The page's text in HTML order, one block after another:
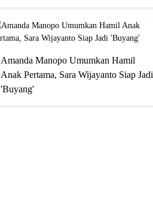
Amanda Manopo Umumkan Hamil
Anak Pertama, Sara Wijayanto Siap Jadi
'Buyang'